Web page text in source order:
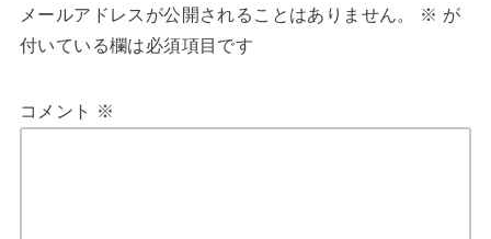
メールアドレスが公開されることはありません。 ※ が
付いている欄は必須項目です
コメント ※